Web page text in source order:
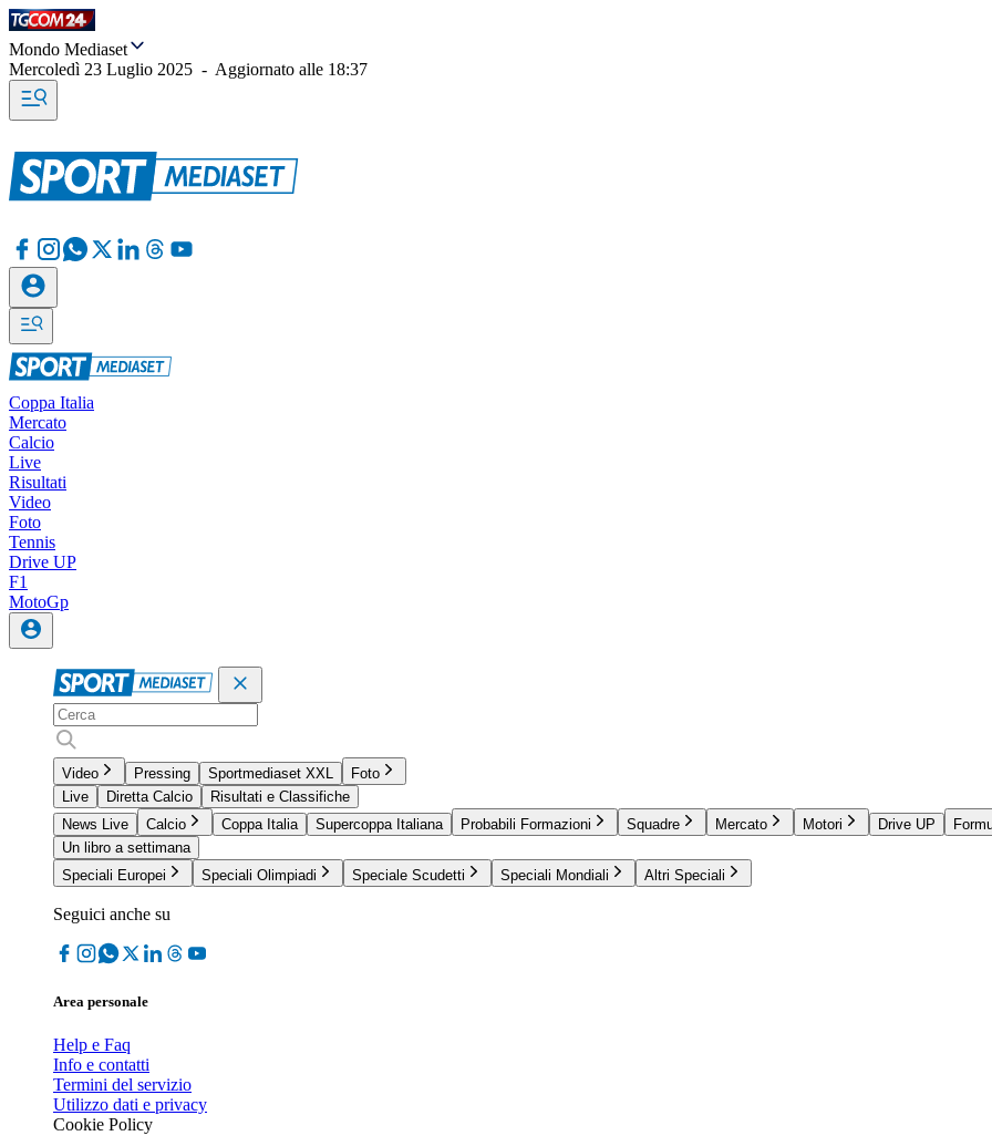
Mondo Mediaset
Mercoledì 23 Luglio 2025 - Aggiornato alle 18:37
Coppa Italia
Mercato
Calcio
Live
Risultati
Video
Foto
Tennis
Drive UP
F1
MotoGp
Video Pressing Sportmediaset XXL
Foto
Live
Diretta Calcio
Risultati e Classifiche
News Live
Calcio Coppa Italia Supercoppa Italiana Probabili Formazioni Squadre Mercato Motori Drive UP
Un libro a settimana
Speciali Europei
Speciali Olimpiadi Speciale Scudetti Speciali Mondiali Altri Speciali
Seguici anche su
Area personale
Help e Faq
Info e contatti
Termini del servizio
Utilizzo dati e privacy
Cookie Policy